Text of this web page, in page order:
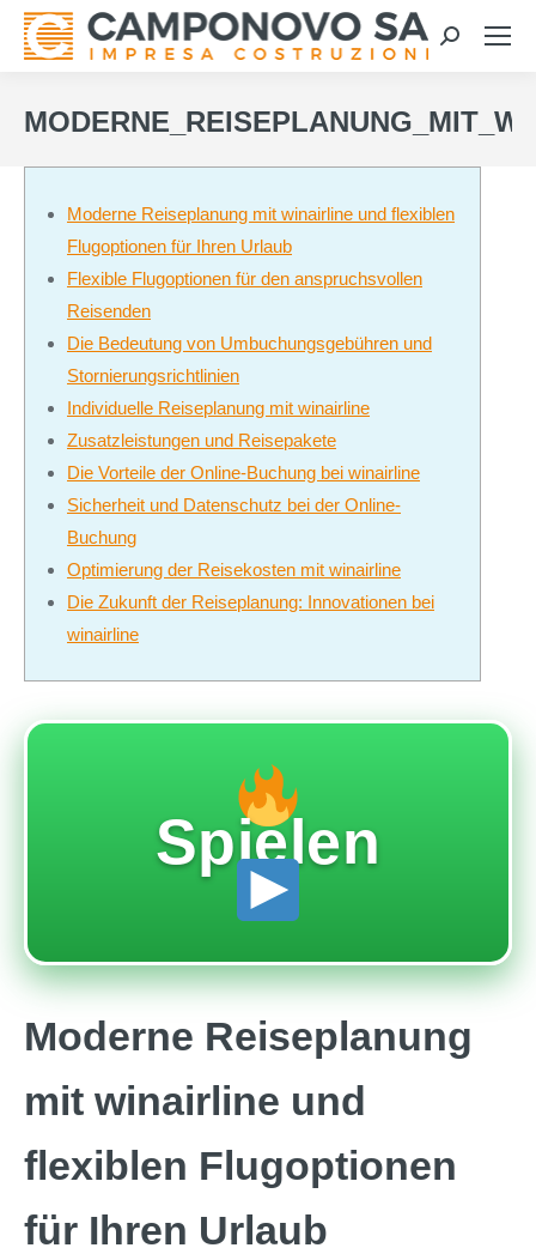
Search:
Moderne Reiseplanung mit winairline und flexiblen
Flugoptionen für Ihren Urlaub
Flexible Flugoptionen für den anspruchsvollen
Reisenden
Die Bedeutung von Umbuchungsgebühren und
Stornierungsrichtlinien
Individuelle Reiseplanung mit winairline
Zusatzleistungen und Reisepakete
Die Vorteile der Online-Buchung bei winairline
Sicherheit und Datenschutz bei der Online-
Buchung
Optimierung der Reisekosten mit winairline
Die Zukunft der Reiseplanung: Innovationen bei
winairline
Spielen
Moderne Reiseplanung
mit winairline und
flexiblen Flugoptionen
für Ihren Urlaub